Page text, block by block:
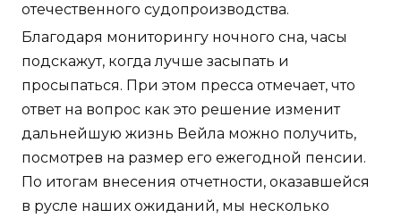
отечественного судопроизводства.
Благодаря мониторингу ночного сна, часы
подскажут, когда лучше засыпать и
просыпаться. При этом пресса отмечает, что
ответ на вопрос как это решение изменит
дальнейшую жизнь Вейла можно получить,
посмотрев на размер его ежегодной пенсии.
По итогам внесения отчетности, оказавшейся
в русле наших ожиданий, мы несколько